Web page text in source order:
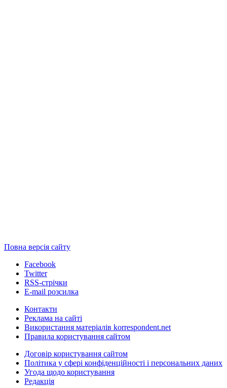
Повна версія сайту
Facebook
Twitter
RSS-стрічки
E-mail розсилка
Контакти
Реклама на сайті
Використання матеріалів korrespondent.net
Правила користування сайтом
Договір користування сайтом
Політика у сфері конфіденційності і персональних даних
Угода щодо користування
Редакція